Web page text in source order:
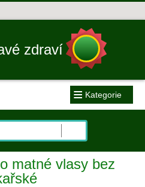
zdraví
≡ Kategorie
matné vlasy bez